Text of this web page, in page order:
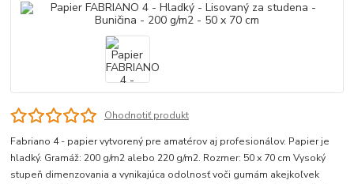
Ohodnotiť produkt
Fabriano 4 - papier vytvorený pre amatérov aj profesionálov. Papier je
hladký. Gramáž: 200 g/m2 alebo 220 g/m2. Rozmer: 50 x 70 cm Vysoký
stupeň dimenzovania a vynikajúca odolnosť voči gumám akejkoľvek